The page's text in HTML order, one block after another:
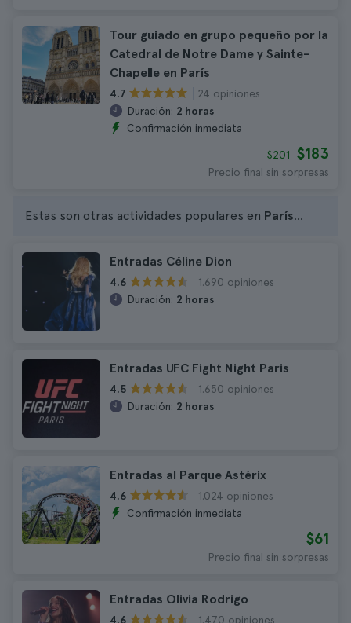
Tour guiado en grupo pequeño por la
Catedral de Notre Dame y Sainte-
Chapelle en París
4.7
24 opiniones
Duración: 2 horas
Confirmación inmediata
$201 $183
Precio final sin sorpresas
Estas son otras actividades populares en París...
Entradas Céline Dion
4.6
1.690 opiniones
Duración: 2 horas
Entradas UFC Fight Night Paris
4.5
1.650 opiniones
Duración: 2 horas
Entradas al Parque Astérix
4.6
1.024 opiniones
Confirmación inmediata
$61
Precio final sin sorpresas
Entradas Olivia Rodrigo
4.6
1.470 opiniones